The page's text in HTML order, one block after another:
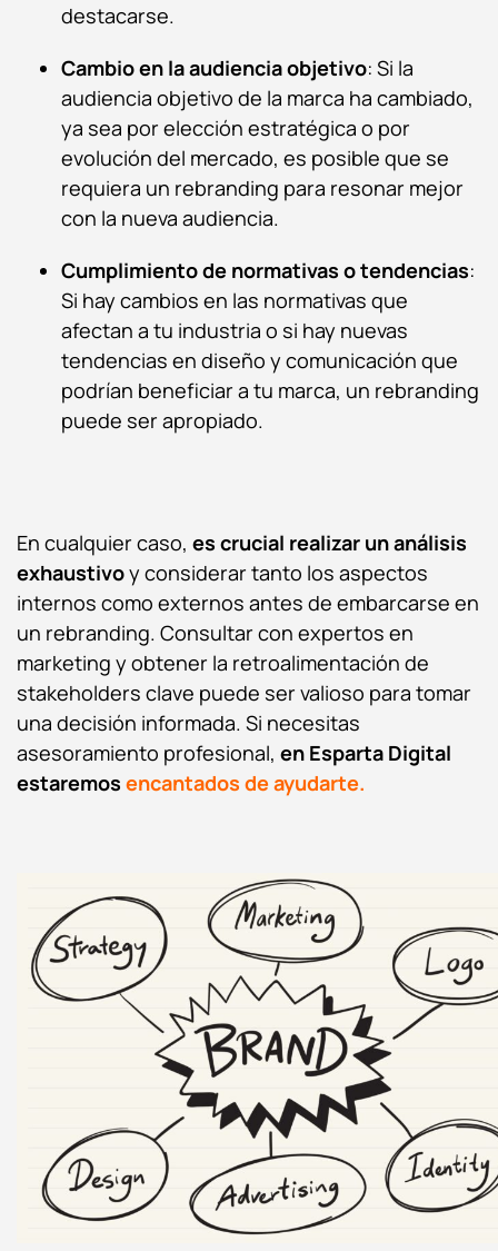
destacarse.
Cambio en la audiencia objetivo: Si la
audiencia objetivo de la marca ha cambiado,
ya sea por elección estratégica o por
evolución del mercado, es posible que se
requiera un rebranding para resonar mejor
con la nueva audiencia.
Cumplimiento de normativas o tendencias:
Si hay cambios en las normativas que
afectan a tu industria o si hay nuevas
tendencias en diseño y comunicación que
podrían beneficiar a tu marca, un rebranding
puede ser apropiado.
En cualquier caso, es crucial realizar un análisis
exhaustivoy considerar tanto los aspectos
internos como externos antes de embarcarse en
un rebranding. Consultar con expertos en
marketing y obtener la retroalimentación de
stakeholders clave puede ser valioso para tomar
una decisión informada. Si necesitas
asesoramiento profesional, en Esparta Digital
estaremos encantados de ayudarte.